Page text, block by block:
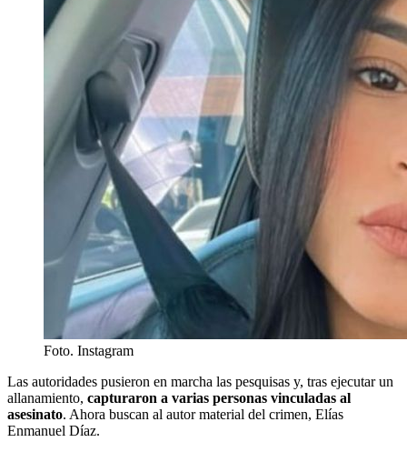
Foto. Instagram
Las autoridades pusieron en marcha las pesquisas y, tras ejecutar un
allanamiento, capturaron a varias personas vinculadas al
asesinato. Ahora buscan al autor material del crimen, Elías
Enmanuel Díaz.